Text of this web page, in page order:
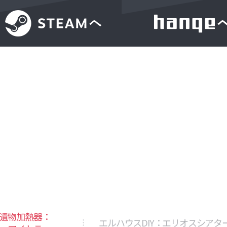
物加熱器：
エルハウスDIY：エリオスシアタ